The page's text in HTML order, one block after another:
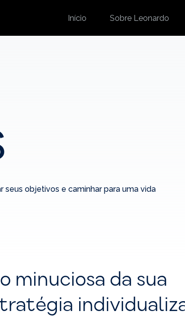
Início Sobre Leonardo
objetivos e caminhar para uma vida
minuciosa da sua